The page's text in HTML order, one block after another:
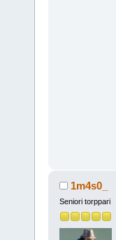
1m4s0_
Seniori torppari